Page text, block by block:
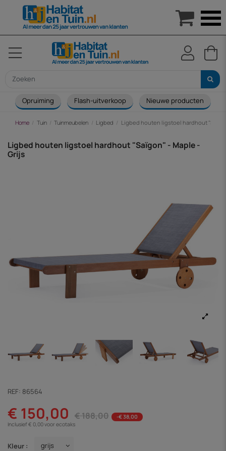
Opruiming Flash-uitverkoop Nieuwe producten
Home Tuin Tuinmeubelen Ligbed Ligbed houten ligstoel hardhout
Ligbed houten ligstoel hardhout "Saïgon" - Maple -
Grijs
REF: 86564
€ 150,00 € 188,00
-€ 38,00
Inclusief € 0,00 voor ecotaks
Kleur :
